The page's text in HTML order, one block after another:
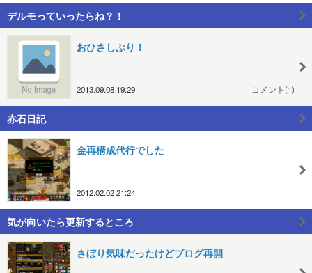
デルモっていったらね？！
おひさしぶり！
2013.09.08 19:29 コメント(1)
赤石日記
金再構成代行でした
2012.02.02 21:24
気が向いたら更新するところ
さぼり気味だったけどブログ再開